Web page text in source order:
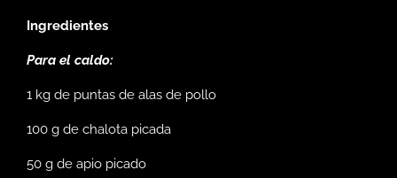
Ingredientes
Para el caldo:
1 kg de puntas de alas de pollo
100 g de chalota picada
50 g de apio picado